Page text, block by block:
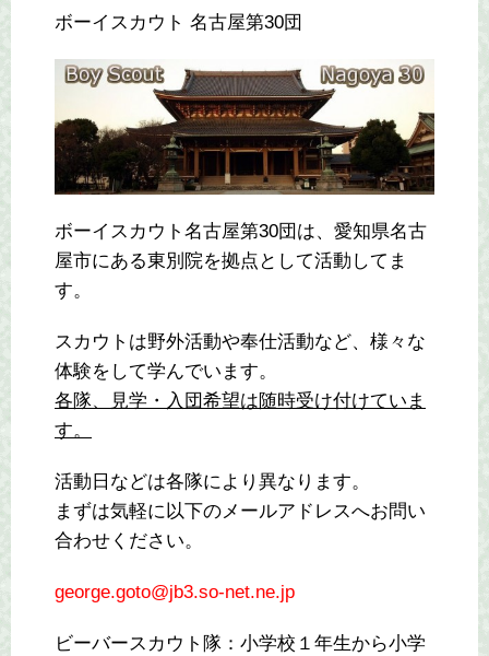
ボーイスカウト 名古屋第30団
ボーイスカウト名古屋第30団は、愛知県名古
屋市にある東別院を拠点として活動してま
す。
スカウトは野外活動や奉仕活動など、様々な
体験をして学んでいます。
各隊、見学・入団希望は随時受け付けていま
す。
活動日などは各隊により異なります。
まずは気軽に以下のメールアドレスへお問い
合わせください。
george.goto@jb3.so-net.ne.jp
ビーバースカウト隊：小学校１年生から小学